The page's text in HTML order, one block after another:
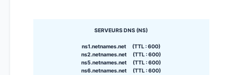
SERVEURS DNS (NS)
ns1.netnames.net (TTL : 600)
ns2.netnames.net (TTL : 600)
ns5.netnames.net (TTL : 600)
ns6.netnames.net (TTL : 600)